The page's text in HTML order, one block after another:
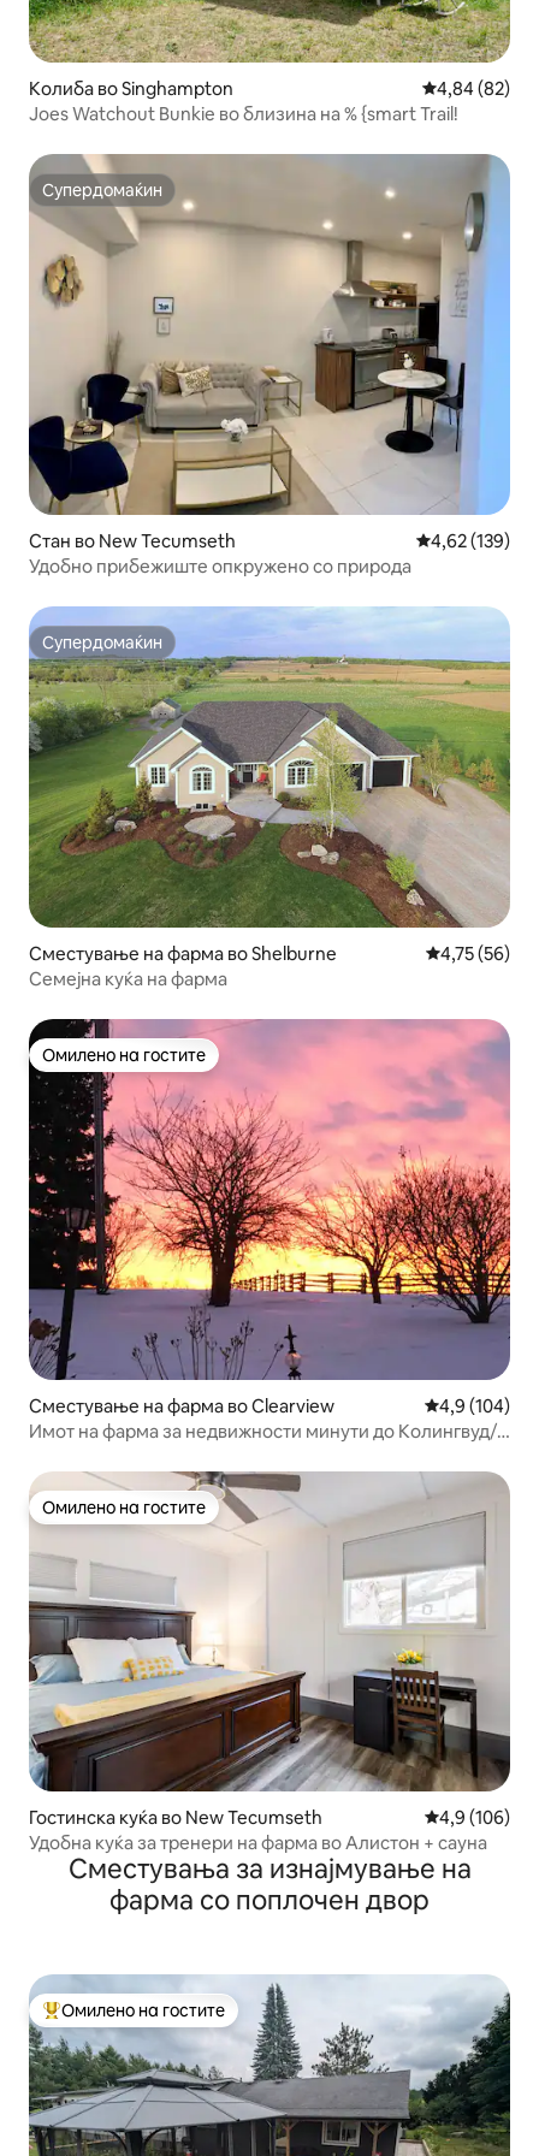
Колиба во Singhampton Просечна
4,84 (82)
Joes Watchout Bunkie во близина на % {smart Trail!
Супердомаќин
Супердомаќин
Стан во New Tecumseth Просечна
4,62 (139)
Удобно прибежиште опкружено со природа
Супердомаќин
Супердомаќин
Сместување на фарма во Shelburne Просечна
4,75 (56)
Семејна куќа на фарма
Омилено на гостите
Омилено на гостите
Сместување на фарма во Clearview Просечна
4,9 (104)
Имот на фарма за недвижности минути до Колингвуд/
Омилено на гостите
Омилено на гостите
Гостинска куќа во New Tecumseth Просечна
4,9 (106)
Удобна куќа за тренери на фарма во Алистон + сауна
Сместувања за изнајмување на
фарма со поплочен двор
Меѓу најуспешните „Омилени на гостите“
Омилено на гостите